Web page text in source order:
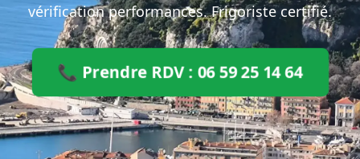
vérification performances. Frigoriste certifié.
📞 Prendre RDV : 06 59 25 14 64